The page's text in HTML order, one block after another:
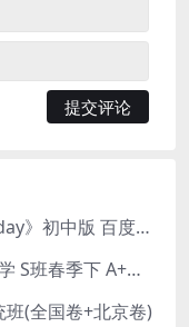
一天一个小故事《one story a day》初中版 百度网盘分享下载
初中数学 2024初一数学 朱韬数学 S班春季下 A+班春季下 百度云网盘
(全国卷+北京卷)